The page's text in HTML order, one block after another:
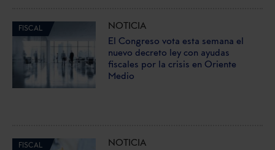
FISCAL
NOTICIA
El Congreso vota esta semana el
nuevo decreto ley con ayudas
fiscales por la crisis en Oriente
Medio
FISCAL
NOTICIA